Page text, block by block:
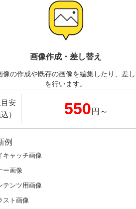
画像作成・差し替え
像の作成や既存の画像を編集したり、差
を行います。
安
）
550 円～
例
キャッチ画像
ー画像
テンツ用画像
スト画像